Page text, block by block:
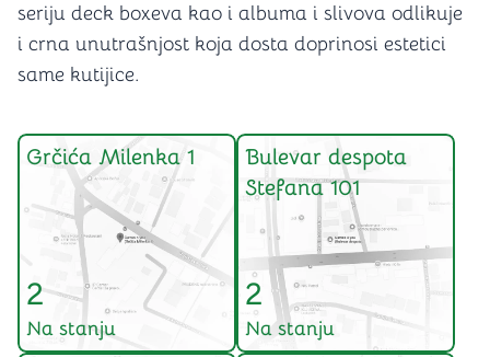
seriju deck boxeva kao i albuma i slivova odlikuje
i crna unutrašnjost koja dosta doprinosi estetici
same kutijice.
Grčića Milenka 1
2
Na stanju
Bulevar despota
Stefana 101
2
Na stanju